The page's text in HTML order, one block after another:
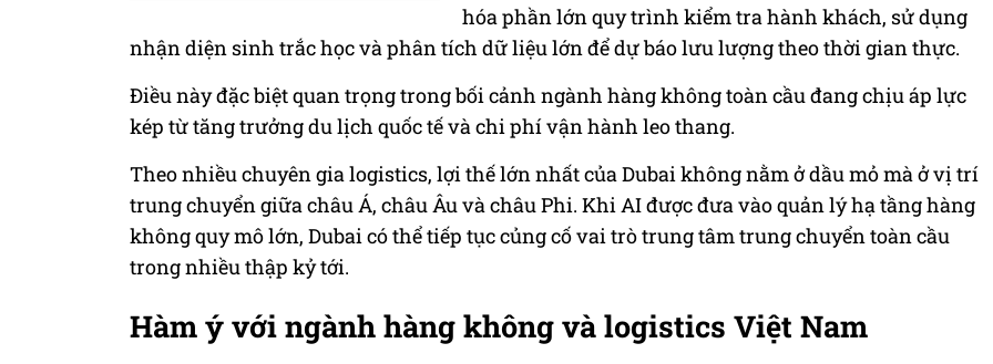
hóa phần lớn quy trình kiểm tra hành khách, sử dụng
nhận diện sinh trắc học và phân tích dữ liệu lớn để dự báo lưu lượng theo thời gian thực.
Điều này đặc biệt quan trọng trong bối cảnh ngành hàng không toàn cầu đang chịu áp lực
kép từ tăng trưởng du lịch quốc tế và chi phí vận hành leo thang.
Theo nhiều chuyên gia logistics, lợi thế lớn nhất của Dubai không nằm ở dầu mỏ mà ở vị trí
trung chuyển giữa châu Á, châu Âu và châu Phi. Khi AI được đưa vào quản lý hạ tầng hàng
không quy mô lớn, Dubai có thể tiếp tục củng cố vai trò trung tâm trung chuyển toàn cầu
trong nhiều thập kỷ tới.
Hàm ý với ngành hàng không và logistics Việt Nam